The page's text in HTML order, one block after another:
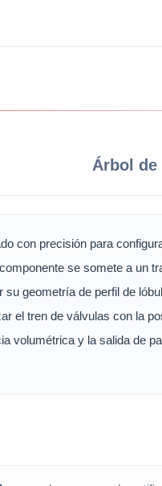
Árbol
con precisión para
se somete a un
geometría de perfil de
el tren de válvulas con la
volumétrica y la salida de